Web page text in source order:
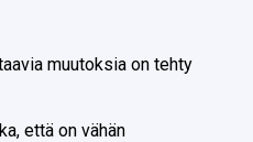
muutoksia on tehty
että on vähän